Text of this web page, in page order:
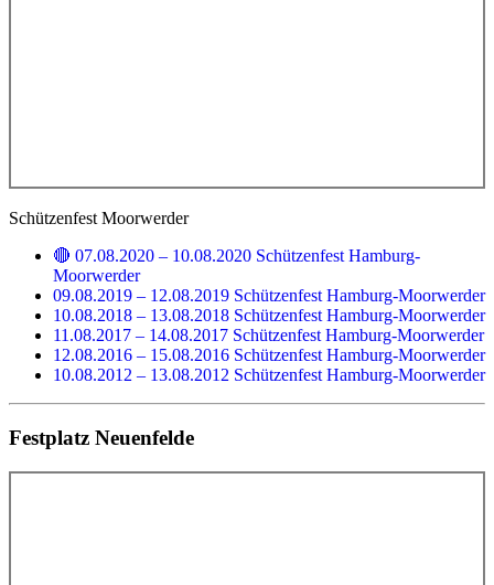
Schützenfest Moorwerder
🔴 07.08.2020 – 10.08.2020 Schützenfest Hamburg-
Moorwerder
09.08.2019 – 12.08.2019 Schützenfest Hamburg-Moorwerder
10.08.2018 – 13.08.2018 Schützenfest Hamburg-Moorwerder
11.08.2017 – 14.08.2017 Schützenfest Hamburg-Moorwerder
12.08.2016 – 15.08.2016 Schützenfest Hamburg-Moorwerder
10.08.2012 – 13.08.2012 Schützenfest Hamburg-Moorwerder
Festplatz Neuenfelde